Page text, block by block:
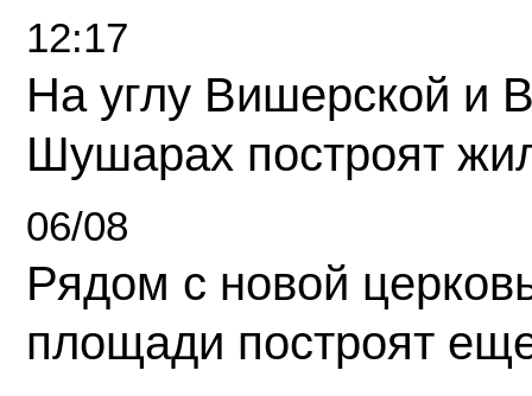
12:17
На углу Вишерской и
Шушарах построят
06/08
Рядом с новой
площади построят